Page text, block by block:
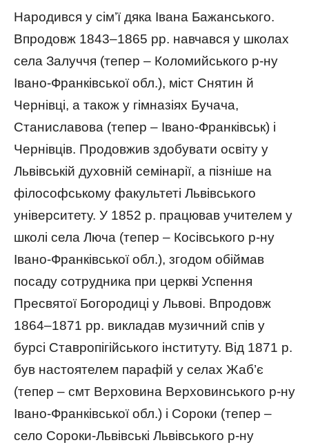
Народився у сім’ї дяка Івана Бажанського.
Впродовж 1843–1865 рр. навчався у школах
села Залуччя (тепер – Коломийського р-ну
Івано-Франківської обл.), міст Снятин й
Чернівці, а також у гімназіях Бучача,
Станиславова (тепер – Івано-Франківськ) і
Чернівців. Продовжив здобувати освіту у
Львівській духовній семінарії, а пізніше на
філософському факультеті Львівського
університету. У 1852 р. працював учителем у
школі села Люча (тепер – Косівського р-ну
Івано-Франківської обл.), згодом обіймав
посаду сотрудника при церкві Успення
Пресвятої Богородиці у Львові. Впродовж
1864–1871 рр. викладав музичний спів у
бурсі Ставропігійського інституту. Від 1871 р.
був настоятелем парафій у селах Жаб’є
(тепер – смт Верховина Верховинського р-ну
Івано-Франківської обл.) і Сороки (тепер –
село Сороки-Львівські Львівського р-ну